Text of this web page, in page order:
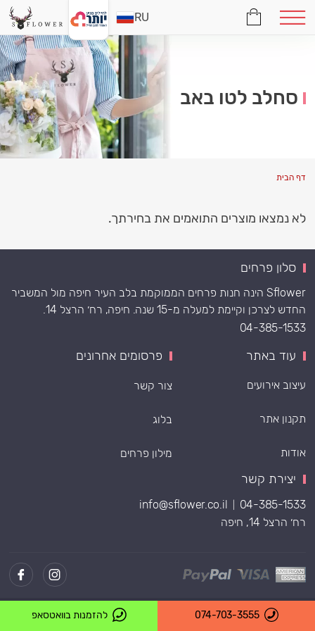
‏סחלב לטו באב
דף הבית
לא נמצאו מוצרים התואמים את בחירתך.
סלון פרחים
Sflower הינה חנות פרחים הממוקמת בלב העיר חיפה מול המשביר
החדש לצרכן וקיימת למעלה מ-15 שנה. חיפה, רח׳ הרצל 14.
04-385-1533
עוד באתר
עיצוב אירועים
תקנון אתר
אודות
פרסומים אחרונים
צור קשר
בלוג
מילון פרחים
יצירת קשר
04-385-1533
info@sflower.co.il
רח׳ הרצל 14, חיפה
RU
Powered by
074-703-3555 להזמנות בוואטסאפ